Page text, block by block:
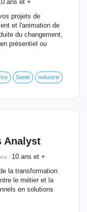
ans et +
projets de
et l'animation de
du changement,
présentiel ou
Santé Industrie
Analyst
: 10 ans et +
la transformation
le métier et la
en solutions